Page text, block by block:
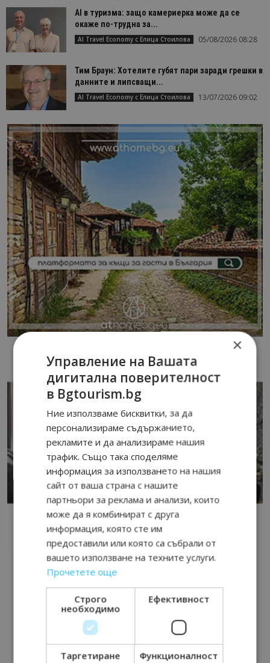
AI в туризма: защо камериерка може да се
окаже по-трудна за...
AI Travel Economy с Елица Стоилова 05/08/2026 08:28
Тим Браун: Хотелите губят пари заради грешки в
данните и липсващи...
AI Travel Economy с Елица Стоилова 13/07/2026 09:02
×
Управление на Вашата
дигитална поверителност
в Bgtourism.bg
Ние използваме бисквитки, за да
персонализираме съдържанието,
рекламите и да анализираме нашия
трафик. Също така споделяме
информация за използването на нашия
сайт от ваша страна с нашите
партньори за реклама и анализи, които
може да я комбинират с друга
информация, която сте им
предоставили или която са събрали от
вашето използване на техните услуги.
Прочетете още
Строго
необходимо
Ефективност
Таргетиране Функционалност